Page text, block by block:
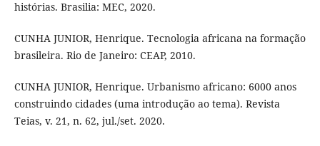
histórias. Brasilia: MEC, 2020.
CUNHA JUNIOR, Henrique. Tecnologia africana na formação
brasileira. Rio de Janeiro: CEAP, 2010.
CUNHA JUNIOR, Henrique. Urbanismo africano: 6000 anos
construindo cidades (uma introdução ao tema). Revista
Teias, v. 21, n. 62, jul./set. 2020.